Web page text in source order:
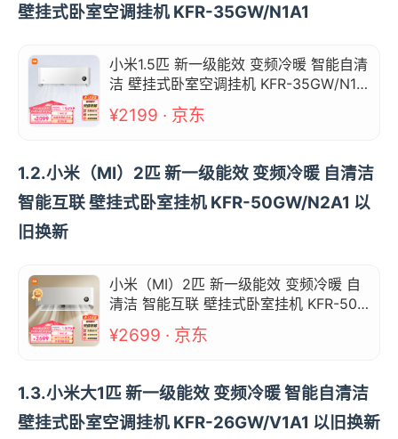
壁挂式卧室空调挂机 KFR-35GW/N1A1
小米1.5匹 新一级能效 变频冷暖 智能自清
洁 壁挂式卧室空调挂机 KFR-35GW/N1A
¥2199 · 京东
1.2.小米（MI）2匹 新一级能效 变频冷暖 自清洁
智能互联 壁挂式卧室挂机 KFR-50GW/N2A1 以
旧换新
小米（MI）2匹 新一级能效 变频冷暖 自
清洁 智能互联 壁挂式卧室挂机 KFR-50G
W/N2A1 以旧换新
¥2699 · 京东
1.3.小米大1匹 新一级能效 变频冷暖 智能自清洁
壁挂式卧室空调挂机 KFR-26GW/V1A1 以旧换新